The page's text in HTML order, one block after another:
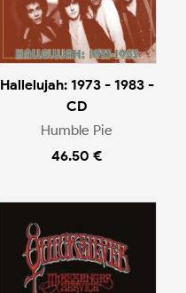
Hallelujah: 1973 - 1983 -
CD
Humble Pie
46.50 €